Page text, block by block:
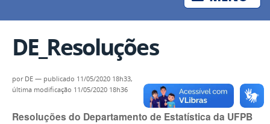
DE_Resoluções
por DE — publicado 11/05/2020 18h33,
última modificação 11/05/2020 18h36
Resoluções do Departamento de Estatística da UFPB